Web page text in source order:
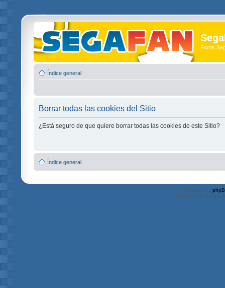
Foros
Índice general
Borrar todas las cookies del Sitio
¿Está seguro de que quiere borrar todas las cookies de este Sitio?
Índice general
Powered by
Traducción al